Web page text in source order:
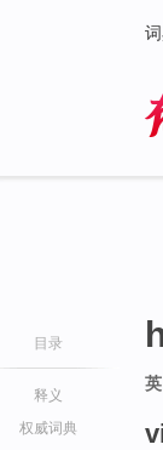
目录
释义
权威词典
英